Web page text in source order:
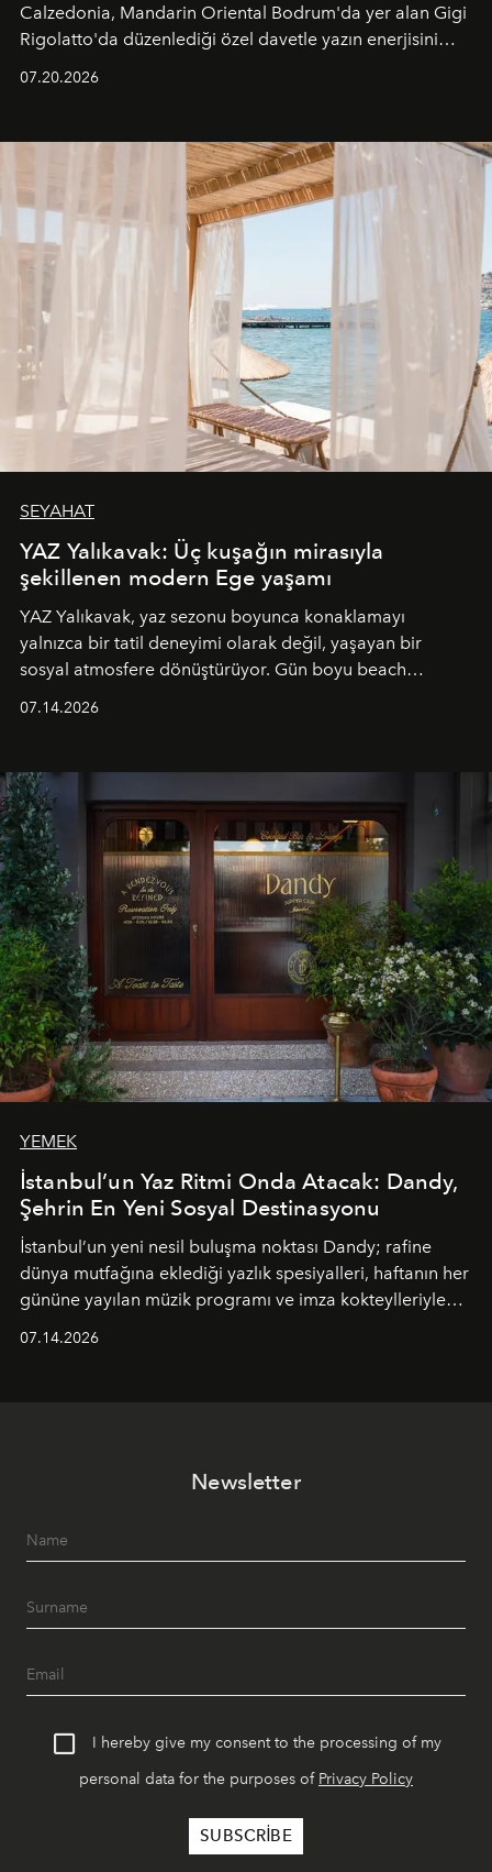
Calzedonia, Mandarin Oriental Bodrum'da yer alan Gigi
Rigolatto'da düzenlediği özel davetle yazın enerjisini
07.20.2026
SEYAHAT
YAZ Yalıkavak: Üç kuşağın mirasıyla
şekillenen modern Ege yaşamı
YAZ Yalıkavak, yaz sezonu boyunca konaklamayı
yalnızca bir tatil deneyimi olarak değil, yaşayan bir
sosyal atmosfere dönüştürüyor. Gün boyu beach
tematik gastronomi geceleri misafirlerle buluşuyor.
Paylaşıma, lezzete ve müziğe odaklanan bu özel
akşamlar, YAZ’ın sade lüks anlayışını gün batımından
geceye taşıyarak her hafta farklı bir deneyim sunuyor.
07.14.2026
YEMEK
İstanbul’un Yaz Ritmi Onda Atacak: Dandy,
Şehrin En Yeni Sosyal Destinasyonu
İstanbul’un yeni nesil buluşma noktası Dandy; rafine
dünya mutfağına eklediği yazlık spesiyalleri, haftanın her
gününe yayılan müzik programı ve imza kokteylleriyle
07.14.2026
Newsletter
I hereby give my consent to the processing of my
personal data for the purposes of Privacy Policy